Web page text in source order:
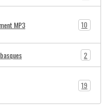
MP3 10
2
19